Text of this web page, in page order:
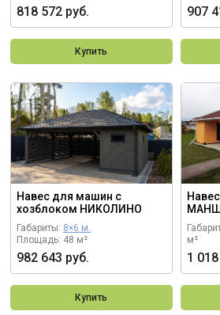
818 572 руб.
Купить
907
Навес для машин с
хозблоком НИКОЛИНО
Габариты: 8×6 м.
Площадь: 48 м²
982 643 руб.
Купить
МАНШ
м²
1